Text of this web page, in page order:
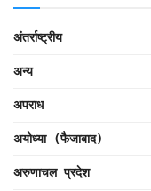
अंतर्राष्ट्रीय
अन्य
अपराध
अयोध्या (फैजाबाद)
अरुणाचल प्रदेश